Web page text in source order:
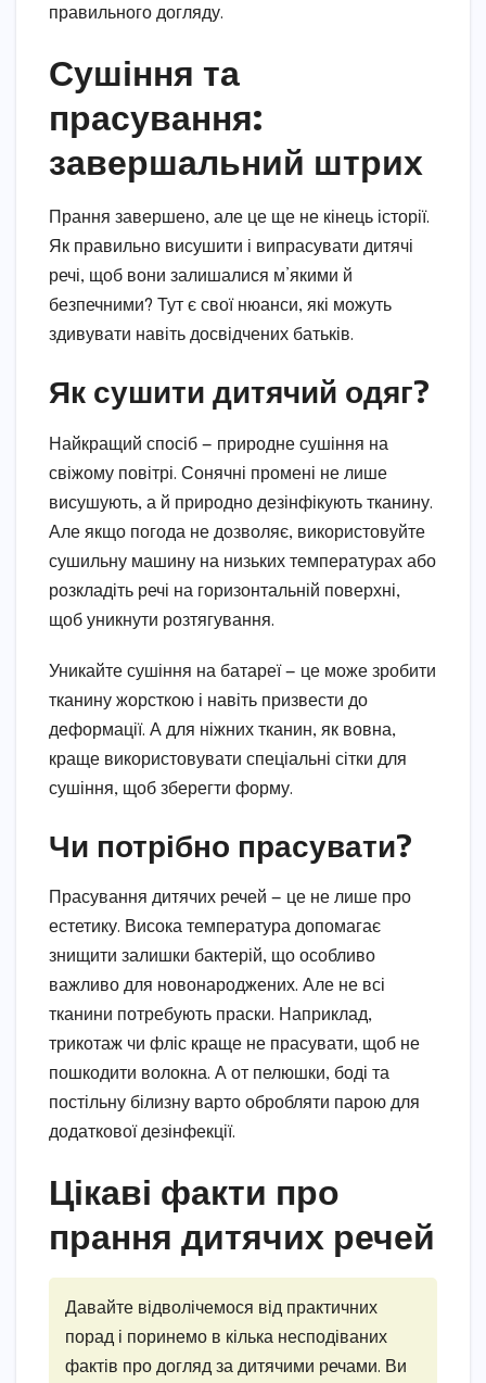
правильного догляду.
Сушіння та
прасування:
завершальний штрих
Прання завершено, але це ще не кінець історії.
Як правильно висушити і випрасувати дитячі
речі, щоб вони залишалися м’якими й
безпечними? Тут є свої нюанси, які можуть
здивувати навіть досвідчених батьків.
Як сушити дитячий одяг?
Найкращий спосіб — природне сушіння на
свіжому повітрі. Сонячні промені не лише
висушують, а й природно дезінфікують тканину.
Але якщо погода не дозволяє, використовуйте
сушильну машину на низьких температурах або
розкладіть речі на горизонтальній поверхні,
щоб уникнути розтягування.
Уникайте сушіння на батареї — це може зробити
тканину жорсткою і навіть призвести до
деформації. А для ніжних тканин, як вовна,
краще використовувати спеціальні сітки для
сушіння, щоб зберегти форму.
Чи потрібно прасувати?
Прасування дитячих речей — це не лише про
естетику. Висока температура допомагає
знищити залишки бактерій, що особливо
важливо для новонароджених. Але не всі
тканини потребують праски. Наприклад,
трикотаж чи фліс краще не прасувати, щоб не
пошкодити волокна. А от пелюшки, боді та
постільну білизну варто обробляти парою для
додаткової дезінфекції.
Цікаві факти про
прання дитячих речей
Давайте відволічемося від практичних
порад і поринемо в кілька несподіваних
фактів про догляд за дитячими речами. Ви